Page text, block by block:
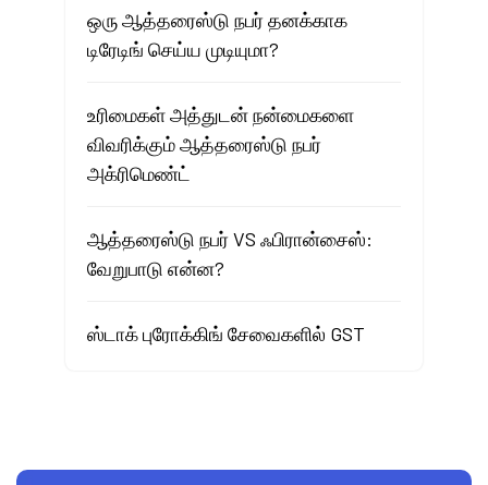
ஒரு ஆத்தரைஸ்டு நபர் தனக்காக
டிரேடிங் செய்ய முடியுமா?
உரிமைகள் அத்துடன் நன்மைகளை
விவரிக்கும் ஆத்தரைஸ்டு நபர்
அக்ரிமெண்ட்
ஆத்தரைஸ்டு நபர் VS ஃபிரான்சைஸ்:
வேறுபாடு என்ன?
ஸ்டாக் புரோக்கிங் சேவைகளில் GST